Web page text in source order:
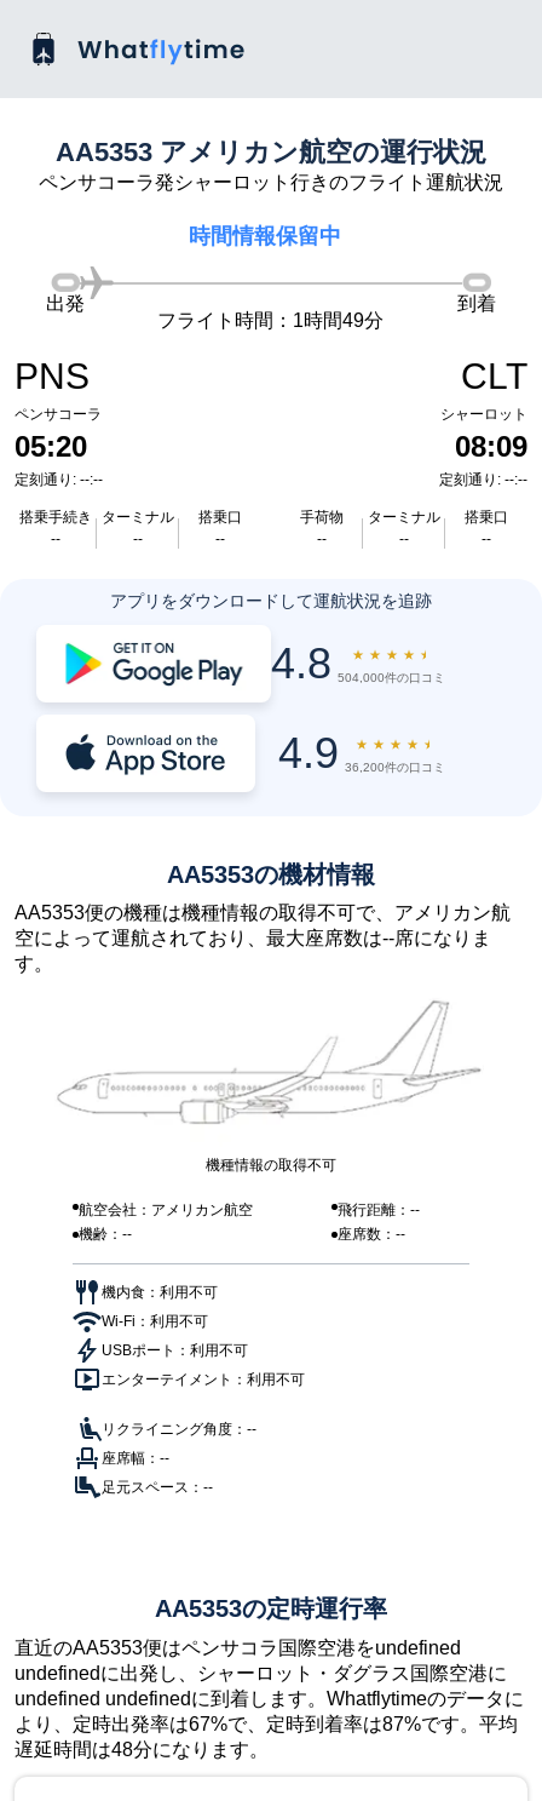
AA5353 アメリカン航空の運行状況
ペンサコーラ発シャーロット行きのフライト運航状況
時間情報保留中
PNS
ペンサコーラ
05:20
定刻通り: --:--
搭乗手続き
--
ターミナル
--
搭乗口
--
出発
フライト時間：1時間49分
到着
CLT
シャーロット
08:09
定刻通り: --:--
手荷物
--
ターミナル
--
搭乗口
--
アプリをダウンロードして運航状況を追跡
4.8 ★ ★ ★ ★ ★
504,000件の口コミ
4.9 ★ ★ ★ ★ ★
36,200件の口コミ
AA5353の機材情報
AA5353便の機種は機種情報の取得不可で、アメリカン航
空によって運航されており、最大座席数は--席になりま
す。
機種情報の取得不可
航空会社：アメリカン航空
飛行距離：--
機齢：--
座席数：--
機内食：利用不可
Wi-Fi：利用不可
USBポート：利用不可
エンターテイメント：利用不可
リクライニング角度：--
座席幅：--
足元スペース：--
AA5353の定時運行率
直近のAA5353便はペンサコラ国際空港をundefined
undefinedに出発し、シャーロット・ダグラス国際空港に
undefined undefinedに到着します。Whatflytimeのデータに
より、定時出発率は67%で、定時到着率は87%です。平均
遅延時間は48分になります。